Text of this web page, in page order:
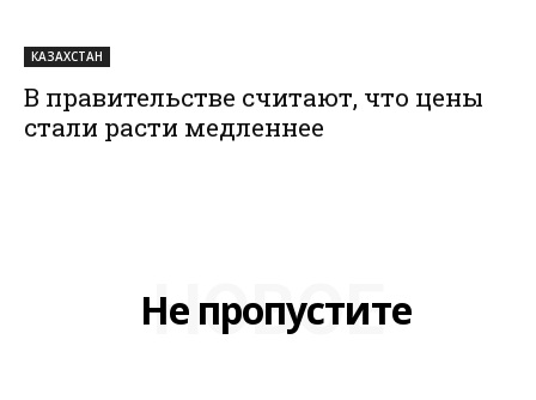
КАЗАХСТАН
В правительстве считают, что цены
стали расти медленнее
Не пропустите
НОВОЕ